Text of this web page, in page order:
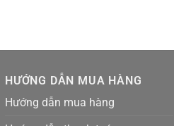
HƯỚNG DẪN MUA HÀNG
Hướng dẫn mua hàng